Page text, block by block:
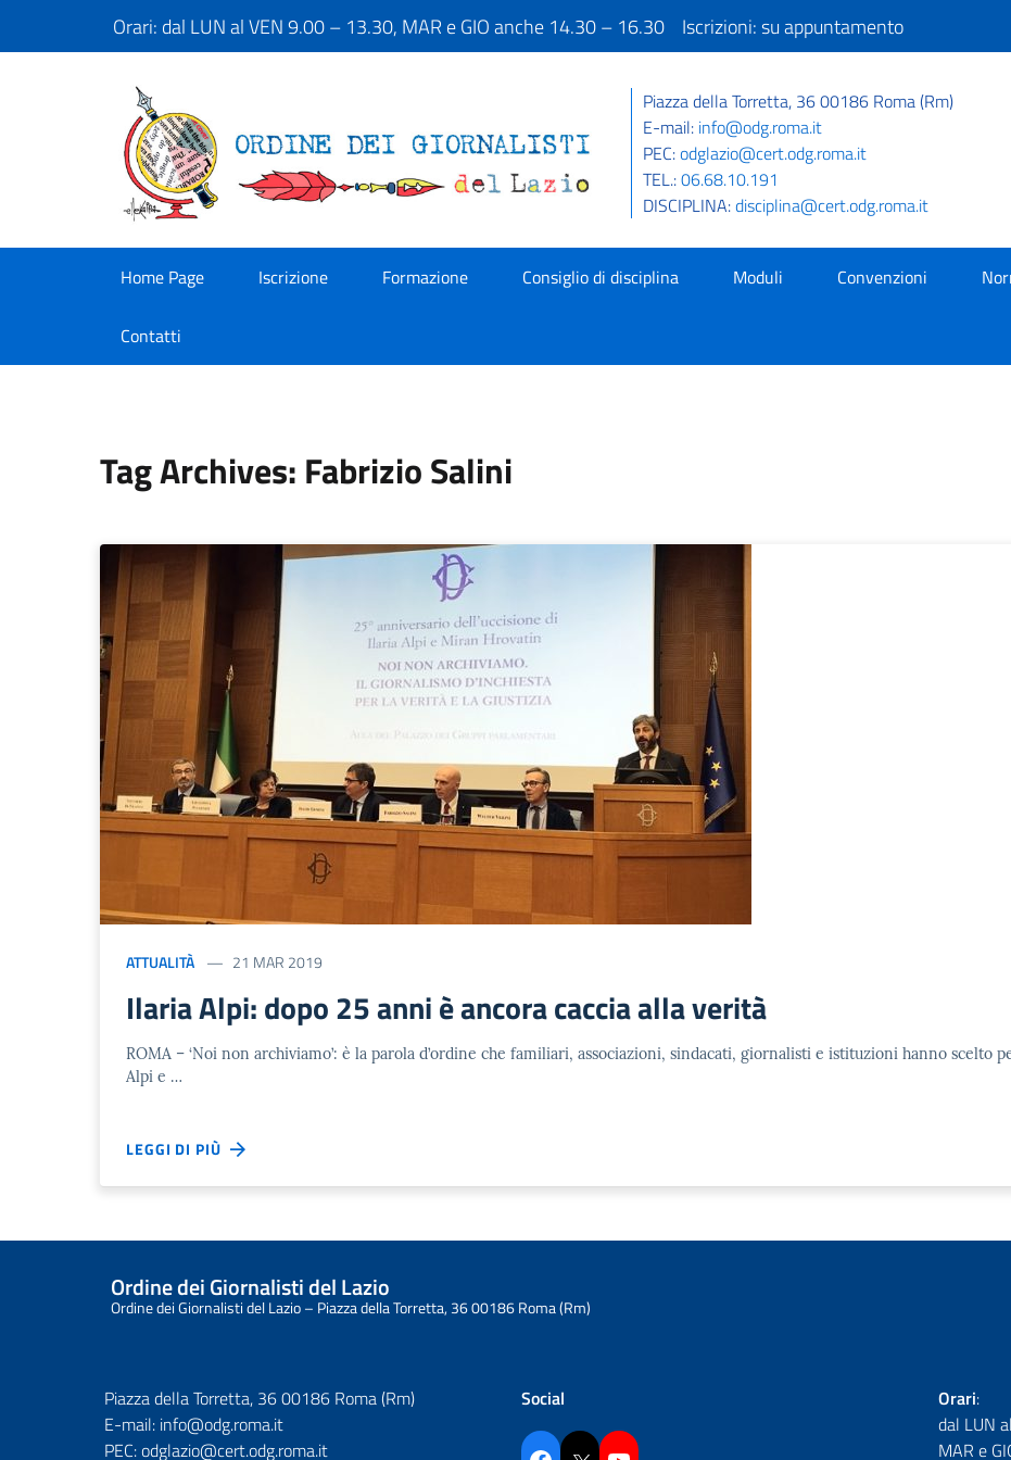
Orari: dal LUN al VEN 9.00 – 13.30, MAR e GIO anche 14.30 – 16.30 Iscrizioni: su appuntamento
Piazza della Torretta, 36 00186 Roma (Rm)
E-mail: info@odg.roma.it
PEC:odglazio@cert.odg.roma.it
TEL.:06.68.10.191
DISCIPLINA:disciplina@cert.odg.roma.it
Home Page Iscrizione Formazione Consiglio di disciplina Moduli Convenzioni
Contatti
Tag Archives: Fabrizio Salini
ATTUALITÀ 21 MAR 2019
Ilaria Alpi: dopo 25 anni è ancora caccia alla verità
ROMA – ‘Noi non archiviamo’: è la parola d’ordine che familiari, associazioni, sindacati, giornalisti e istituzioni hanno
Alpi e …
LEGGI DI PIÙ
Ordine dei Giornalisti del Lazio
Ordine dei Giornalisti del Lazio – Piazza della Torretta, 36 00186 Roma (Rm)
Piazza della Torretta, 36 00186 Roma (Rm)
E-mail: info@odg.roma.it
PEC:odglazio@cert.odg.roma.it
Social Orari:
dal LUN
MAR e